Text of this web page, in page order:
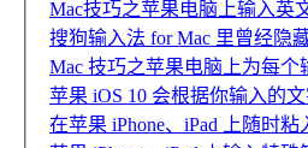
Mac技巧之苹果电脑上输入英
搜狗输入法 for Mac 里曾经隐
Mac 技巧之苹果电脑上为每
苹果 iOS 10 会根据你输入的
在苹果 iPhone、iPad 上随时粘